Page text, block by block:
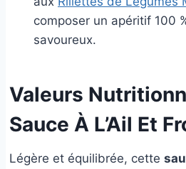
composer un apéritif 100
savoureux.
Valeurs
Sauce À L’Ail Et
Légère et équilibrée, cette